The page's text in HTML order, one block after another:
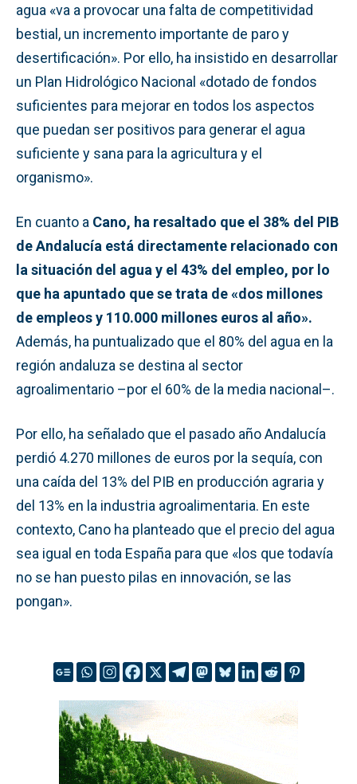
agua «va a provocar una falta de competitividad
bestial, un incremento importante de paro y
desertificación». Por ello, ha insistido en desarrollar
un Plan Hidrológico Nacional «dotado de fondos
suficientes para mejorar en todos los aspectos
que puedan ser positivos para generar el agua
suficiente y sana para la agricultura y el
organismo».
En cuanto a Cano, ha resaltado que el 38% del PIB
de Andalucía está directamente relacionado con
la situación del agua y el 43% del empleo, por lo
que ha apuntado que se trata de «dos millones
de empleos y 110.000 millones euros al año».
Además, ha puntualizado que el 80% del agua en la
región andaluza se destina al sector
agroalimentario –por el 60% de la media nacional–.
Por ello, ha señalado que el pasado año Andalucía
perdió 4.270 millones de euros por la sequía, con
una caída del 13% del PIB en producción agraria y
del 13% en la industria agroalimentaria. En este
contexto, Cano ha planteado que el precio del agua
sea igual en toda España para que «los que todavía
no se han puesto pilas en innovación, se las
pongan».